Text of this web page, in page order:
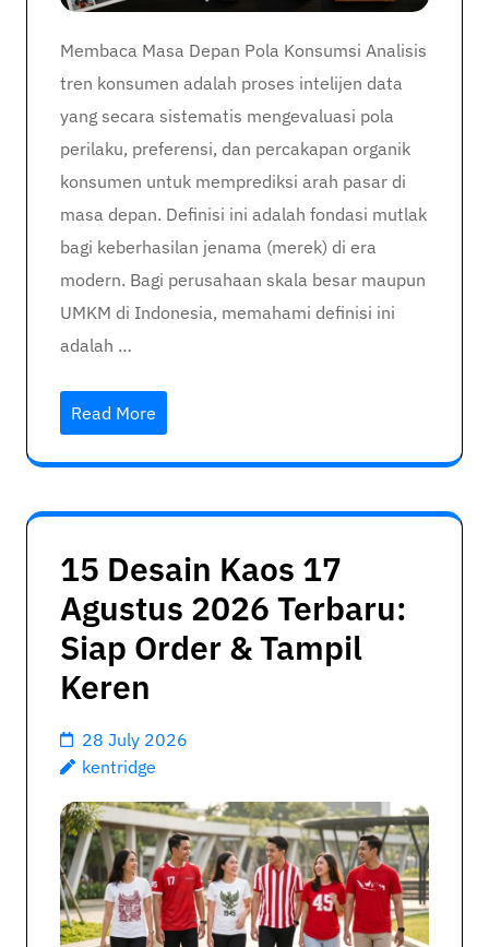
Membaca Masa Depan Pola Konsumsi Analisis
tren konsumen adalah proses intelijen data
yang secara sistematis mengevaluasi pola
perilaku, preferensi, dan percakapan organik
konsumen untuk memprediksi arah pasar di
masa depan. Definisi ini adalah fondasi mutlak
bagi keberhasilan jenama (merek) di era
modern. Bagi perusahaan skala besar maupun
UMKM di Indonesia, memahami definisi ini
adalah …
Read More
15 Desain Kaos 17
Agustus 2026 Terbaru:
Siap Order & Tampil
Keren
28 July 2026
kentridge